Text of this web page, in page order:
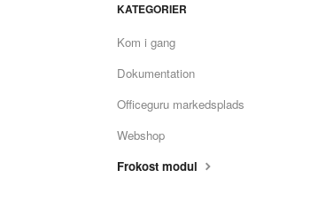
KATEGORIER
Kom i gang
Dokumentation
Officeguru markedsplads
Webshop
Frokost modul